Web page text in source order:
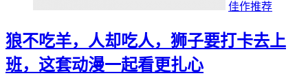
佳作推荐
狼不吃羊，人却吃人，狮子要打卡去上
班，这套动漫一起看更扎心